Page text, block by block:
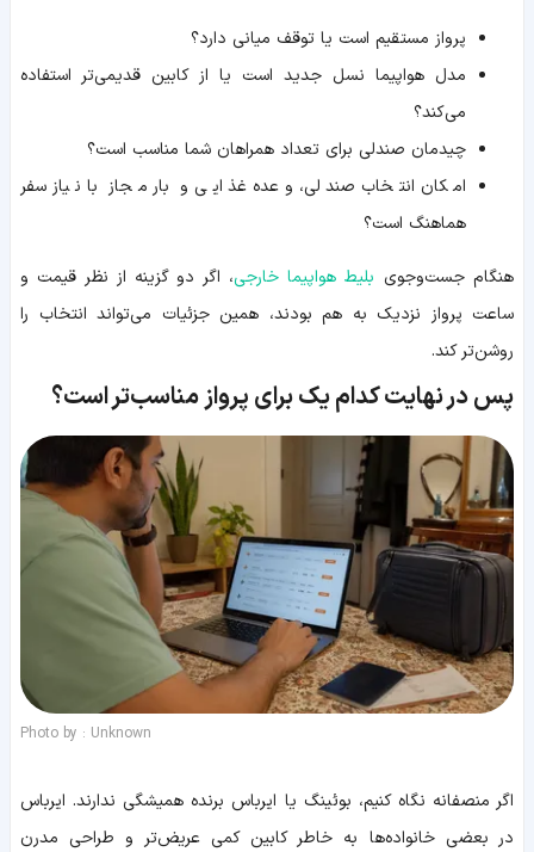
پرواز مستقیم است یا توقف میانی دارد؟
مدل هواپیما نسل جدید است یا از کابین قدیمی‌تر استفاده
می‌کند؟
چیدمان صندلی برای تعداد همراهان شما مناسب است؟
امکان انتخاب صندلی، وعده غذایی و بار مجاز با نیاز سفر
هماهنگ است؟
هنگام جست‌وجوی بلیط هواپیما خارجی، اگر دو گزینه از نظر قیمت و
ساعت پرواز نزدیک به هم بودند، همین جزئیات می‌تواند انتخاب را
روشن‌تر کند.
پس در نهایت کدام یک برای پرواز مناسب‌تر است؟
Photo by : Unknown
اگر منصفانه نگاه کنیم، بوئینگ یا ایرباس برنده همیشگی ندارند. ایرباس
در بعضی خانواده‌ها به خاطر کابین کمی عریض‌تر و طراحی مدرن